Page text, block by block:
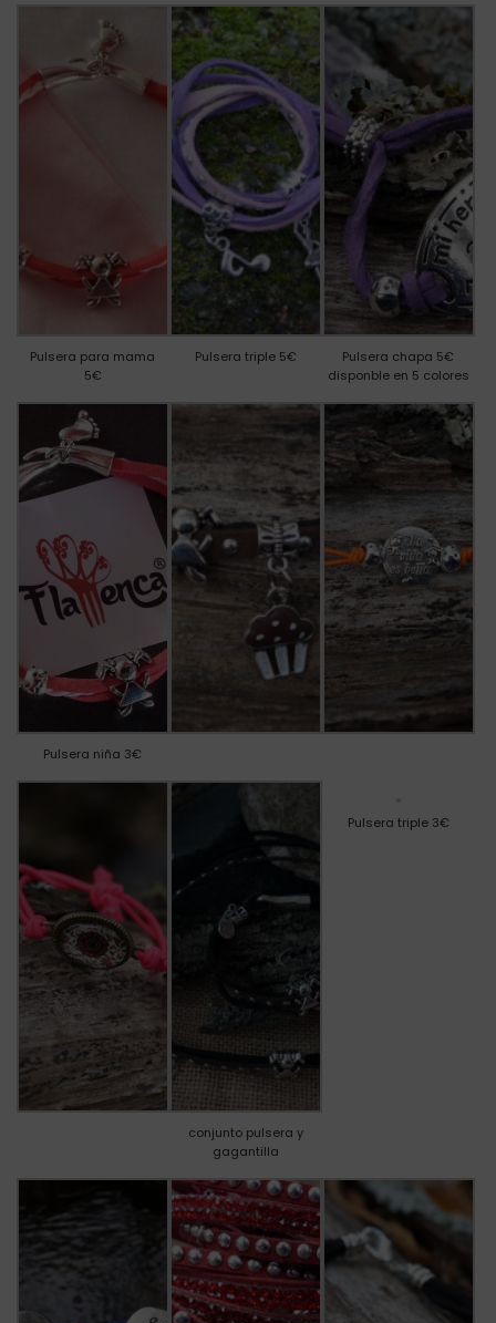
Pulsera para mama
5€
Pulsera triple 5€
Pulsera chapa 5€
disponble en 5 colores
Pulsera niña 3€
conjunto pulsera y
gagantilla
Pulsera triple 3€